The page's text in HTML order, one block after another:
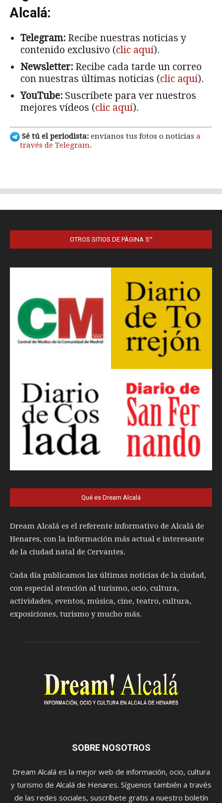
OTROS SITIOS DE PÁGINA 5™
Qué es Dream Alcalá
Dream Alcalá es el referente informativo de Alcalá de
Henares, con la información más actual e interesante
de la ciudad natal de Cervantes.
Cada día publicamos las últimas noticias de la ciudad,
con especial atención al turismo, ocio, cultura,
actividades, eventos, música, cine, teatro, cultura,
exposiciones, turismo y mucho más.
SOBRE NOSOTROS
Dream Alcalá es la mejor web de información, ocio, cultura
y turismo de Alcalá de Henares. Síguenos también a través
de las redes sociales, suscríbete gratis a nuestro boletín